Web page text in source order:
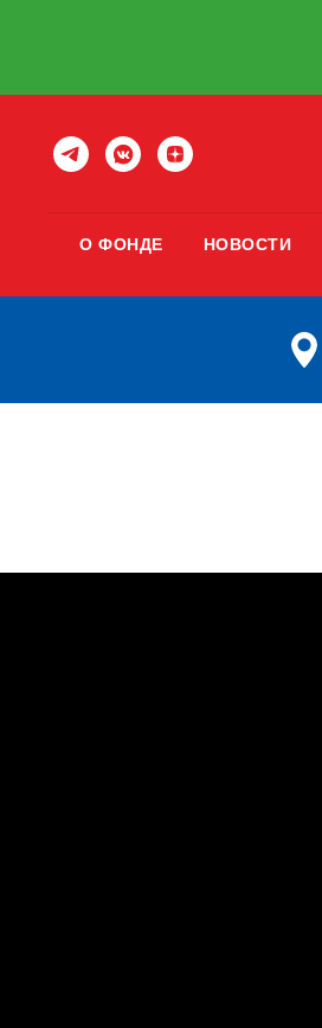
О ФОНДЕ НОВОСТИ